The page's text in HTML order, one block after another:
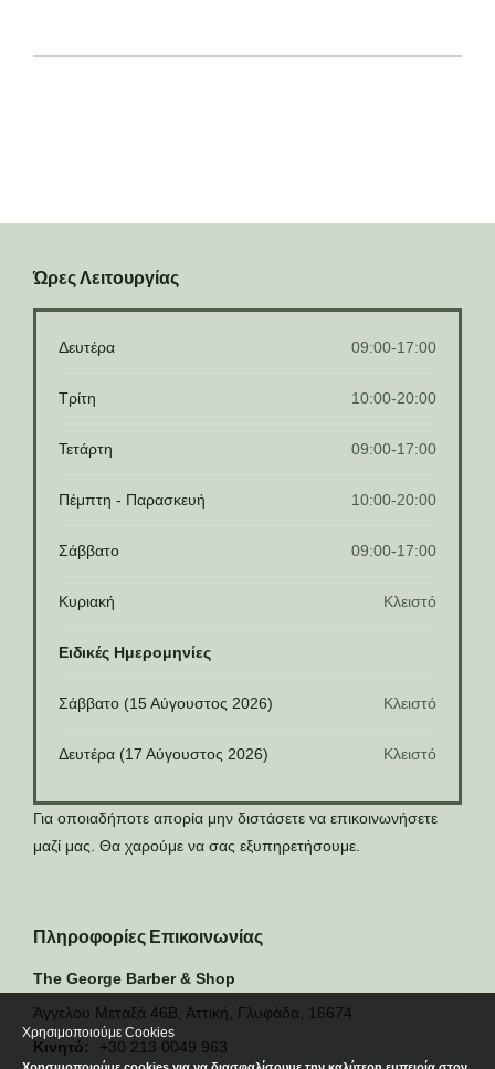
Ώρες Λειτουργίας
Δευτέρα 09:00-17:00
Τρίτη 10:00-20:00
Τετάρτη 09:00-17:00
Πέμπτη - Παρασκευή 10:00-20:00
Σάββατο 09:00-17:00
Κυριακή Κλειστό
Ειδικές Ημερομηνίες
Σάββατο (15 Αύγουστος 2026) Κλειστό
Δευτέρα (17 Αύγουστος 2026) Κλειστό
Για οποιαδήποτε απορία μην διστάσετε να επικοινωνήσετε
μαζί μας. Θα χαρούμε να σας εξυπηρετήσουμε.
Πληροφορίες Επικοινωνίας
The George Barber & Shop
Άγγελου Μεταξά 46Β, Αττική, Γλυφάδα, 16674
Κινητό:
+30 213 0049 963
Χρησιμοποιούμε Cookies